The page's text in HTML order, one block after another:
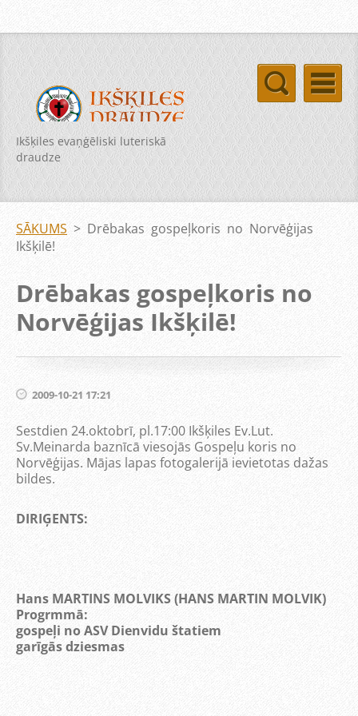
Ikšķiles evaņģēliski luteriskā
draudze
SĀKUMS > Drēbakas gospeļkoris no Norvēģijas
Ikšķilē!
Drēbakas gospeļkoris no
Norvēģijas Ikšķilē!
2009-10-21 17:21
Sestdien 24.oktobrī, pl.17:00 Ikšķiles Ev.Lut.
Sv.Meinarda baznīcā viesojās Gospeļu koris no
Norvēģijas. Mājas lapas fotogalerijā ievietotas dažas
bildes.
DIRIĢENTS:
Hans MARTINS MOLVIKS (HANS MARTIN MOLVIK)
Progrmmā:
gospeļi no ASV Dienvidu štatiem
garīgās dziesmas